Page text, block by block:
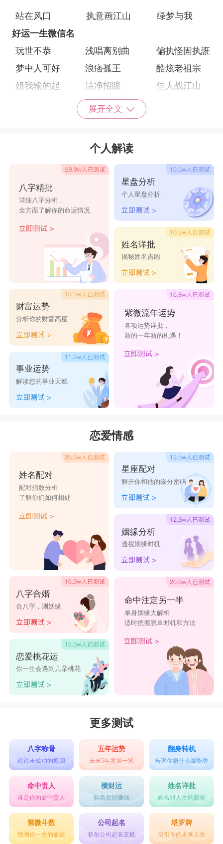
站在风口 执意画江山
绿梦与我
好运一生微信名
玩世不恭
浅唱离别曲
偏执怪固执誑
梦中人可好
浪痞孤王
酷炫老祖宗
姐我输的起
洁净招眼
佳人战江山
洪荒少女
孤我为王
我的世界我主宰
时间将终结所有
全球少女萌主
夏天的树
冬天的阳光
和每天的你、寸
心万绪
咫尺千里。美景
良天
未有相怜计
光芒万丈
深渊
无法自拔
相爱相杀
空有才思
很多幽静
悦悦超乖 怨泣你我
一生好运网名大全
1、万里春光
2、人财两旺
3、会转运的
5、峰运犹存
9、始终会行运
10、恩财英田
11、池城
12、戒不了懦弱
13、君予柔情系妾心
14、被爱遗弃的傀儡
15、浮云孤蓬
16、〆泪湿衣襟
17、蓝颜也会日久生情
19、丅個路囗
20、城南旧事
21、轻点红妆
25、边虎伢
26、孤影残殇
27、の剧终゛
28、小妖孽
29、快如闪电
展开全文
个人解读
八字精批
详细八字分析，
全方面了解你的命运情况
财富运势
分析你的财富高度
事业运势
解读您的事业天赋
星盘分析
个人星盘分析
姓名详批
揭秘姓名吉凶
紫微流年运势
各项运势详批，
新的一年新的机遇！
恋爱情感
姓名配对
配对指数分析
了解你们如何相处
八字合婚
合八字，测姻缘
恋爱桃花运
你一生会遇到几朵桃花
星座配对
解开你和他的缘分密码
姻缘分析
透视姻缘时机
命中注定另一半
单身姻缘大解析
适时把握脱单时机和方法
更多测试
八字称骨
迟迟未成功的原因
五年运势
未来5年发展一览
翻身转机
告诉你赚什么最吃香
命中贵人
谁是你的命中贵人
横财运
躺着都能赚钱
姓名详批
姓名对人生的影响
紫微斗数
预测你一生的命运
公司起名
初创公司起名玄机
塔罗牌
指引你的未来人生